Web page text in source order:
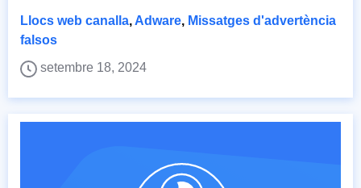
Llocs web canalla, Adware, Missatges d'advertència
falsos
setembre 18, 2024